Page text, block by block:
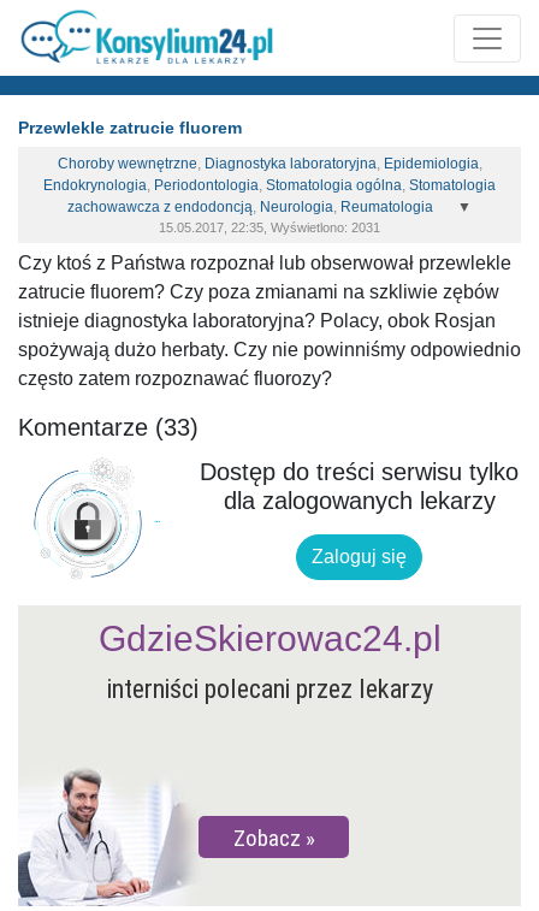
Przewlekle zatrucie fluorem
Choroby wewnętrzne, Diagnostyka laboratoryjna, Epidemiologia,
Endokrynologia, Periodontologia, Stomatologia ogólna, Stomatologia
zachowawcza z endodoncją, Neurologia, Reumatologia ▼
15.05.2017, 22:35, Wyświetlono: 2031
Czy ktoś z Państwa rozpoznał lub obserwował przewlekle
zatrucie fluorem? Czy poza zmianami na szkliwie zębów
istnieje diagnostyka laboratoryjna? Polacy, obok Rosjan
spożywają dużo herbaty. Czy nie powinniśmy odpowiednio
często zatem rozpoznawać fluorozy?
Komentarze (33)
Dostęp do treści serwisu tylko
dla zalogowanych lekarzy
Zaloguj się
interniści polecani przez lekarzy
Zobacz
GdzieSkierowac24.pl